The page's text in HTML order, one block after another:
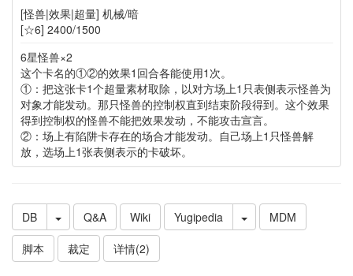
[怪兽|效果|超量] 机械/暗
[☆6] 2400/1500
6星怪兽×2
这个卡名的①②的效果1回合各能使用1次。
①：把这张卡1个超量素材取除，以对方场上1只表侧表示怪兽为
对象才能发动。那只怪兽的控制权直到结束阶段得到。这个效果
得到控制权的怪兽不能把效果发动，不能攻击宣言。
②：场上有陷阱卡存在的场合才能发动。自己场上1只怪兽解
放，选场上1张表侧表示的卡破坏。
DB Q&A Wiki Yugipedia
MDM
脚本
裁定 详情(2)